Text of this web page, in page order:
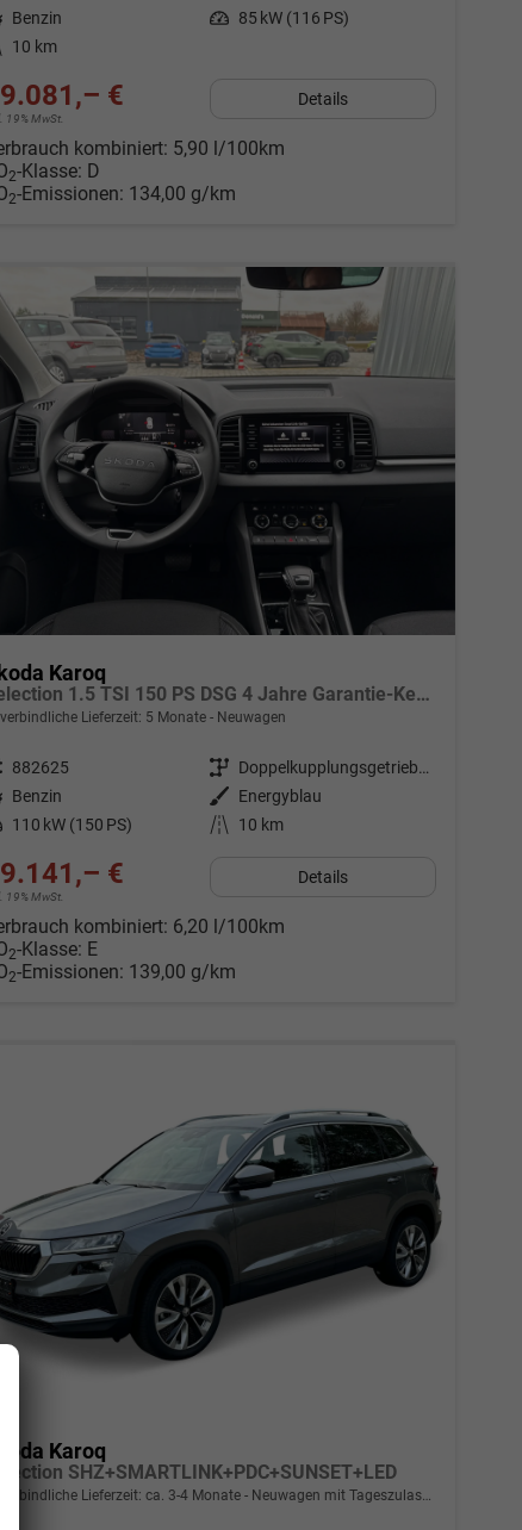
Benzin Leistung 85 kW (116 PS)
10 km
€
19% MwSt.
Details
kombiniert: 5,90 l/100km
2-Klasse: D
2-Emissionen: 134,00 g/km
Karoq
Selection 1.5 TSI 150 PS DSG 4 Jahre Garantie-Keyless Start-AppleCarPlay-AndroidAuto-Sunset-Tempomat-2-Zonen-Klima-16''Alu
Lieferzeit: 5 Monate Neuwagen
882625 Getriebe
Doppelkupplungsgetriebe (DSG)
Benzin Außenfarbe
Energyblau
110 kW (150 PS) Kilometerstand 10 km
€
19% MwSt.
Details
kombiniert: 6,20 l/100km
2-Klasse: E
2-Emissionen: 139,00 g/km
Karoq
SHZ+SMARTLINK+PDC+SUNSET+LED
Lieferzeit: ca. 3-4 Monate Neuwagen mit Tageszulassung